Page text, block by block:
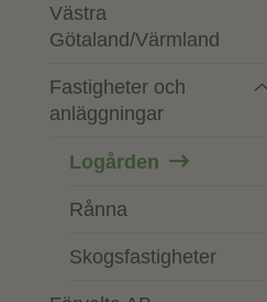
Västra
Götaland/Värmland
Fastigheter och
anläggningar
Logården
Rånna
Skogsfastigheter